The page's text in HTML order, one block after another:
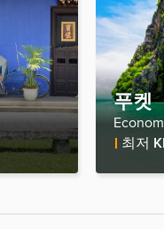
푸켓
Fare
최저